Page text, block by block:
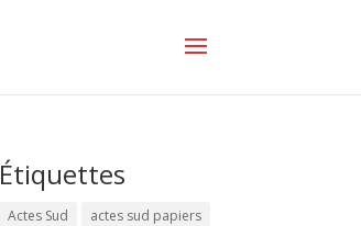
Étiquettes
Actes Sud
actes sud papiers